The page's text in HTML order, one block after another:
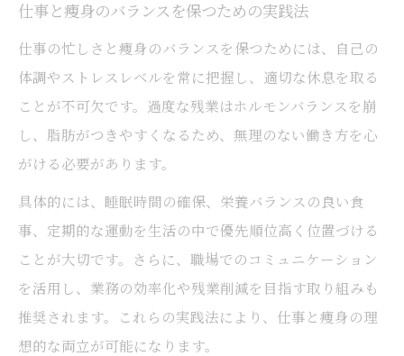
仕事と痩身のバランスを保つための実践法
仕事の忙しさと痩身のバランスを保つためには、自己の
体調やストレスレベルを常に把握し、適切な休息を取る
ことが不可欠です。過度な残業はホルモンバランスを崩
し、脂肪がつきやすくなるため、無理のない働き方を心
がける必要があります。
具体的には、睡眠時間の確保、栄養バランスの良い食
事、定期的な運動を生活の中で優先順位高く位置づける
ことが大切です。さらに、職場でのコミュニケーション
を活用し、業務の効率化や残業削減を目指す取り組みも
推奨されます。これらの実践法により、仕事と痩身の理
想的な両立が可能になります。